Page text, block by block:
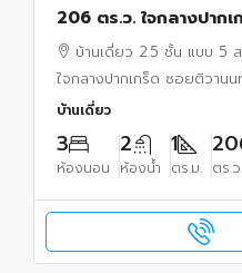
206 ตร.ว. ใจกลางปาก
ปากเกร็ด 28 ทำเลรุ่งเรื
เดียว
บ้านเดี่ยว 2.5 ชั้น แบบ 5
ใจกลางปากเกร็ด ซอยติวาน
บ้านเดี่ยว
3
ห้องนอน
2
ห้องน้ำ
1
ตร.ม. ตร.ว.